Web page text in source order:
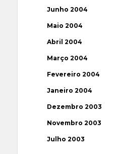
Junho 2004
Maio 2004
Abril 2004
Março 2004
Fevereiro 2004
Janeiro 2004
Dezembro 2003
Novembro 2003
Julho 2003